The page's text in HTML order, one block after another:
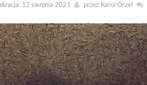
12 sierpnia 2021 przez Karol Orzeł